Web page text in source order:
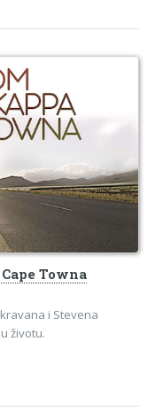
Towna
i Stevena
životu.